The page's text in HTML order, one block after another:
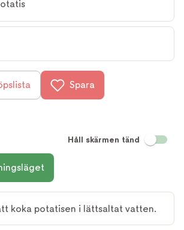
Spara
Håll skärmen tänd
koka potatisen i lättsaltat vatten.